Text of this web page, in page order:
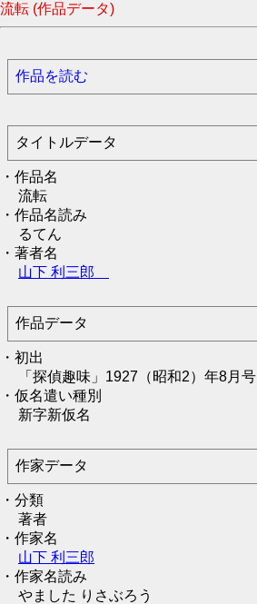
流転 (作品データ)
作品を読む
タイトルデータ
・作品名
流転
・作品名読み
るてん
・著者名
山下 利三郎
作品データ
・初出
「探偵趣味」1927（昭和2）年8月号
・仮名遣い種別
新字新仮名
作家データ
・分類
著者
・作家名
山下 利三郎
・作家名読み
やました りさぶろう